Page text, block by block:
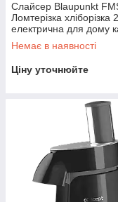
Слайсер Blaupunkt
Ломтерізка хліборізка
електрична для дому
ресторану B_2376
Немає в наявності
Ціну уточнюйте